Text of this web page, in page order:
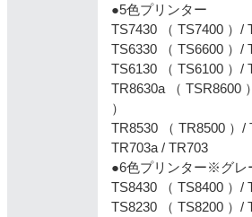
●5色プリンター
TS7430 （ TS7400 ）/
TS6330 （ TS6600 ）/
TS6130 （ TS6100 ）/
TR8630a （ TSR8600
）
TR8530 （ TR8500 ）/
TR703a / TR703
●6色プリンター※グレ
TS8430 （ TS8400 ）/
TS8230 （ TS8200 ）/